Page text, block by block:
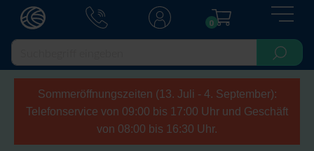
0
Sommeröffnungszeiten (13. Juli - 4. September):
Telefonservice von 09:00 bis 17:00 Uhr und Geschäft
von 08:00 bis 16:30 Uhr.